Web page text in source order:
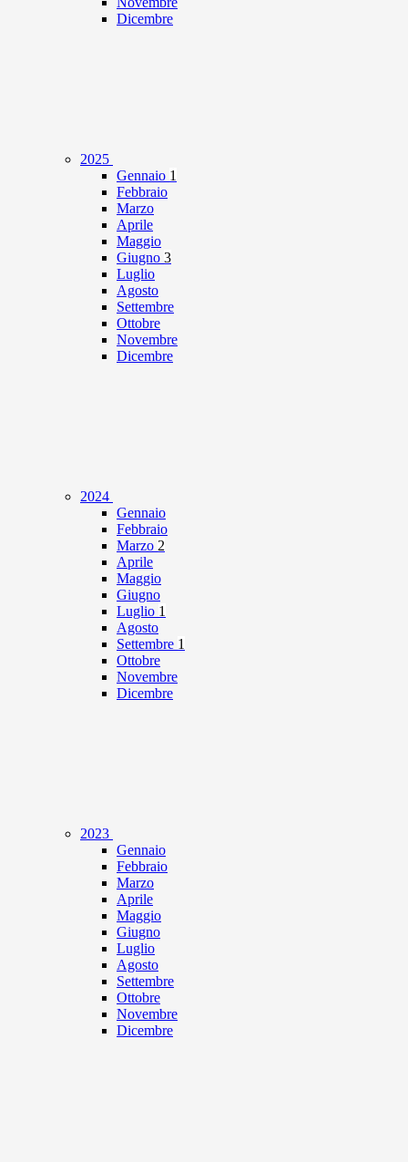
Dicembre
2025
Gennaio 1
Febbraio
Marzo
Aprile
Maggio
Giugno 3
Luglio
Agosto
Settembre
Ottobre
Novembre
Dicembre
2024
Gennaio
Febbraio
Marzo 2
Aprile
Maggio
Giugno
Luglio 1
Agosto
Settembre 1
Ottobre
Novembre
Dicembre
2023
Gennaio
Febbraio
Marzo
Aprile
Maggio
Giugno
Luglio
Agosto
Settembre
Ottobre
Novembre
Dicembre